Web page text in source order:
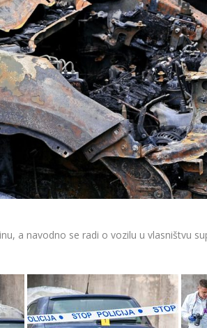
a navodno se radi o vozilu u vlasništvu